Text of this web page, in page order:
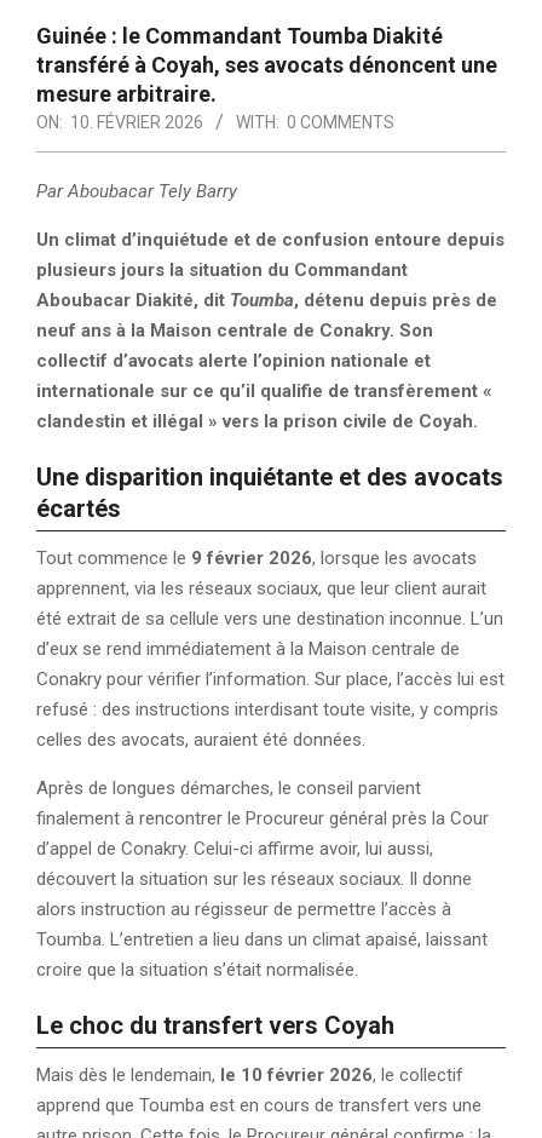
Guinée : le Commandant Toumba Diakité
transféré à Coyah, ses avocats dénoncent une
mesure arbitraire.
ON: 10. FÉVRIER 2026 WITH: 0 COMMENTS
Par Aboubacar Tely Barry
Un climat d’inquiétude et de confusion entoure depuis
plusieurs jours la situation du Commandant
Aboubacar Diakité, dit Toumba, détenu depuis près de
neuf ans à la Maison centrale de Conakry. Son
collectif d’avocats alerte l’opinion nationale et
internationale sur ce qu’il qualifie de transfèrement «
clandestin et illégal » vers la prison civile de Coyah.
Une disparition inquiétante et des avocats
écartés
Tout commence le 9 février 2026, lorsque les avocats
apprennent, via les réseaux sociaux, que leur client aurait
été extrait de sa cellule vers une destination inconnue. L’un
d’eux se rend immédiatement à la Maison centrale de
Conakry pour vérifier l’information. Sur place, l’accès lui est
refusé : des instructions interdisant toute visite, y compris
celles des avocats, auraient été données.
Après de longues démarches, le conseil parvient
finalement à rencontrer le Procureur général près la Cour
d’appel de Conakry. Celui-ci affirme avoir, lui aussi,
découvert la situation sur les réseaux sociaux. Il donne
alors instruction au régisseur de permettre l’accès à
Toumba. L’entretien a lieu dans un climat apaisé, laissant
croire que la situation s’était normalisée.
Le choc du transfert vers Coyah
Mais dès le lendemain, le 10 février 2026, le collectif
apprend que Toumba est en cours de transfert vers une